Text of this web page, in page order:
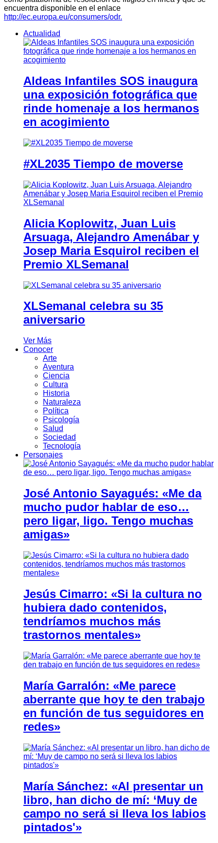
encuentra disponible en el enlace
http://ec.europa.eu/consumers/odr.
Actualidad
Aldeas Infantiles SOS inaugura
una exposición fotográfica que
rinde homenaje a los hermanos
en acogimiento
#XL2035 Tiempo de moverse
Alicia Koplowitz, Juan Luis
Arsuaga, Alejandro Amenábar y
Josep Maria Esquirol reciben el
Premio XLSemanal
XLSemanal celebra su 35
aniversario
Ver Más
Conocer
Arte
Aventura
Ciencia
Cultura
Historia
Naturaleza
Política
Psicología
Salud
Sociedad
Tecnología
Personajes
José Antonio Sayagués: «Me da
mucho pudor hablar de eso…
pero ligar, ligo. Tengo muchas
amigas»
Jesús Cimarro: «Si la cultura no
hubiera dado contenidos,
tendríamos muchos más
trastornos mentales»
María Garralón: «Me parece
aberrante que hoy te den trabajo
en función de tus seguidores en
redes»
María Sánchez: «Al presentar un
libro, han dicho de mí: ‘Muy de
campo no será si lleva los labios
pintados'»